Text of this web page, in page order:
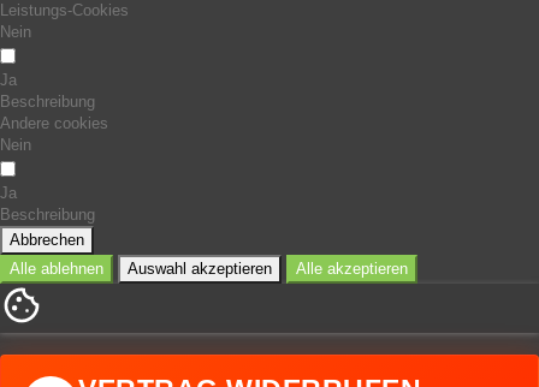
Leistungs-Cookies
Nein
Ja
Beschreibung
Andere cookies
Nein
Ja
Beschreibung
Abbrechen
Alle ablehnen
Auswahl akzeptieren Alle akzeptieren